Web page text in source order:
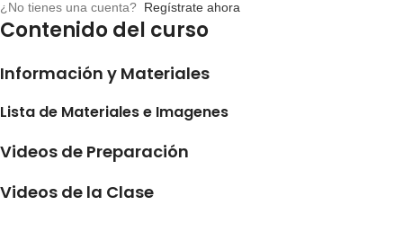
¿No tienes una cuenta? Regístrate ahora
Contenido del curso
Información y Materiales
Lista de Materiales e Imagenes
Videos de Preparación
Videos de la Clase